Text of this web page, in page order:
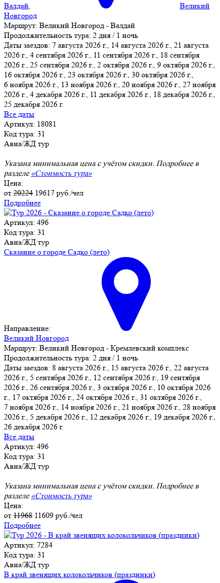
Валдай,
Великий
Новгород
Маршрут: Великий Новгород - Валдай
Продолжительность тура: 2 дня / 1 ночь
Даты заездов: 7 августа 2026 г., 14 августа 2026 г., 21 августа
2026 г., 4 сентября 2026 г., 11 сентября 2026 г., 18 сентября
2026 г., 25 сентября 2026 г., 2 октября 2026 г., 9 октября 2026 г.,
16 октября 2026 г., 23 октября 2026 г., 30 октября 2026 г.,
6 ноября 2026 г., 13 ноября 2026 г., 20 ноября 2026 г., 27 ноября
2026 г., 4 декабря 2026 г., 11 декабря 2026 г., 18 декабря 2026 г.,
25 декабря 2026 г.
Все даты
Артикул: 18081
Код тура: 31
Авиа/ЖД тур
Указана минимальная цена с учётом скидки. Подробнее в
разделе «Стоимость тура»
Цена:
от 20224 19617 руб./чел
Подробнее
Артикул: 496
Код тура: 31
Авиа/ЖД тур
Сказание о городе Садко (лето)
Направление:
Великий Новгород
Маршрут: Великий Новгород - Кремлевский комплекс
Продолжительность тура: 2 дня / 1 ночь
Даты заездов: 8 августа 2026 г., 15 августа 2026 г., 22 августа
2026 г., 5 сентября 2026 г., 12 сентября 2026 г., 19 сентября
2026 г., 26 сентября 2026 г., 3 октября 2026 г., 10 октября 2026
г., 17 октября 2026 г., 24 октября 2026 г., 31 октября 2026 г.,
7 ноября 2026 г., 14 ноября 2026 г., 21 ноября 2026 г., 28 ноября
2026 г., 5 декабря 2026 г., 12 декабря 2026 г., 19 декабря 2026 г.,
26 декабря 2026 г.
Все даты
Артикул: 496
Код тура: 31
Авиа/ЖД тур
Указана минимальная цена с учётом скидки. Подробнее в
разделе «Стоимость тура»
Цена:
от 11968 11609 руб./чел
Подробнее
Артикул: 7284
Код тура: 31
Авиа/ЖД тур
В край звенящих колокольчиков (праздники)